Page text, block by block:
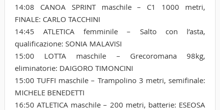
14:08 CANOA SPRINT maschile – C1 1000 metri,
FINALE: CARLO TACCHINI
14:45 ATLETICA femminile – Salto con l’asta,
qualificazione: SONIA MALAVISI
15:00 LOTTA maschile – Grecoromana 98kg,
eliminatorie: DAIGORO TIMONCINI
15:00 TUFFI maschile – Trampolino 3 metri, semifinale:
MICHELE BENEDETTI
16:50 ATLETICA maschile – 200 metri, batterie: ESEOSA